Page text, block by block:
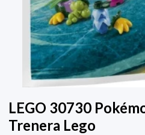
LEGO 30730
Trenera Lego